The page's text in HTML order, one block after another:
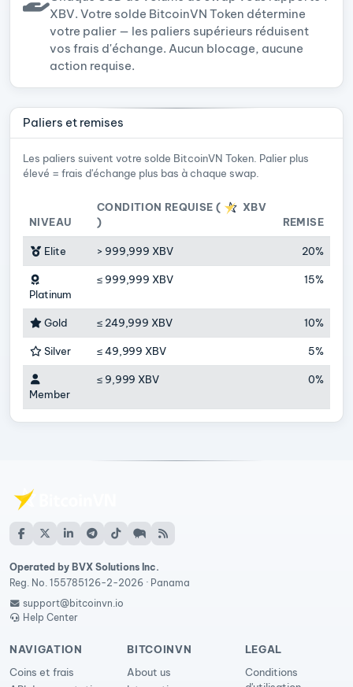
XBV. Votre solde BitcoinVN Token détermine
votre palier — les paliers supérieurs réduisent
vos frais d'échange. Aucun blocage, aucune
action requise.
Paliers et remises
Les paliers suivent votre solde BitcoinVN Token. Palier plus
élevé = frais d'échange plus bas à chaque swap.
NIVEAU
CONDITION REQUISE (
XBV
)
REMISE
Elite > 999,999 XBV 20%
Platinum
≤ 999,999 XBV 15%
Gold ≤ 249,999 XBV 10%
Silver ≤49,999 XBV 5%
Member
≤ 9,999 XBV 0%
Operated by BVX Solutions Inc.
Reg. No. 155785126-2-2026 · Panama
support@bitcoinvn.io
Help Center
NAVIGATION
Coins et frais
BITCOINVN
About us
LEGAL
Conditions